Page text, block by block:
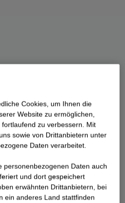
Cookies, um Ihnen die
Website zu ermöglichen,
zu verbessern. Mit
sowie von Drittanbietern unter
Daten verarbeitet.
personenbezogenen Daten auch
und dort gespeichert
erwähnten Drittanbietern, bei
ein anderes Land stattfinden